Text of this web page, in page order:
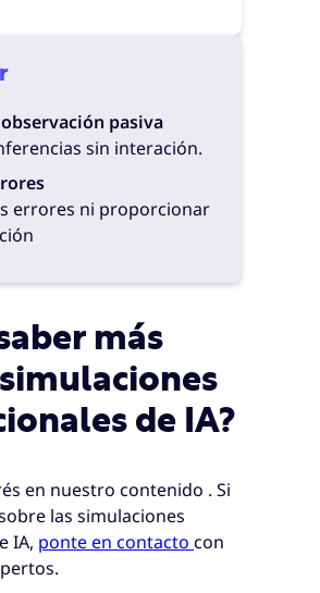
pasiva
sin interación.
errores ni proporcionar
más
de IA?
en nuestro contenido . Si
las simulaciones
IA, ponte en contacto con